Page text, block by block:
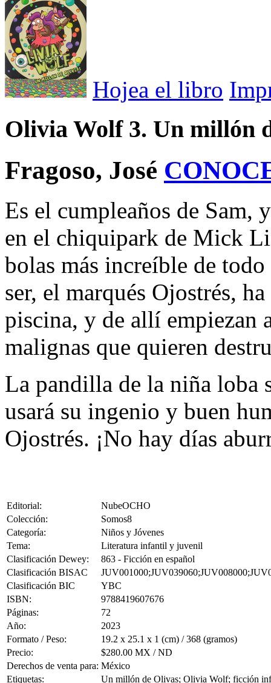
Hojea el libro
Olivia Wolf 3. Un millón
Fragoso, José
Es el cumpleaños de Sam,
en el chiquipark de Mick
bolas más increíble de
ser, el marqués Ojostrés,
piscina, y de allí empiezan
malignas que quieren
La pandilla de la niña loba
usará su ingenio y buen
Ojostrés. ¡No hay días
Editorial:
NubeOCHO
Colección:
Somos8
Categoría:
Niños y Jóvenes
Tema:
Literatura infantil y juvenil
Clasificación Dewey:
863 - Ficción en español
Clasificación BISAC
Clasificación BIC
YBC
ISBN:
9788419607676
Páginas:
72
Año:
2023
Formato / Peso:
19.2 x 25.1 x 1 (cm) / 368 (gramos)
Precio:
$280.00 MX / ND
Derechos de venta para: México
Etiquetas:
Un millón de Olivas; Olivia Wolf; ficción